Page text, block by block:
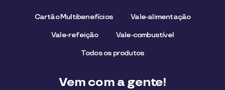
Cartão Multibenefícios Vale-alimentação
Vale-refeição Vale-combustível
Todos os produtos
Vem com a gente!